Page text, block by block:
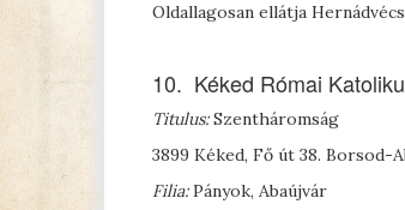
Oldallagosan ellátja
10. Kéked Római
Titulus: Szentháromság
3899 Kéked, Fő út 38. Borsod-
Filia:Pányok, Abaújvár